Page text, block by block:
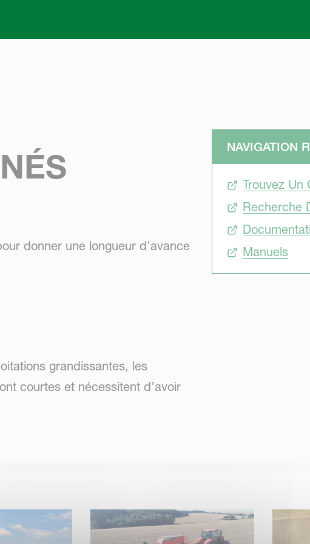
donner une longueur d'avance
grandissantes, les
courtes et nécessitent d’avoir
efficacité, sur des largeurs de
champ a sa propre structure de
NAVIGATION
Trouvez Un
Recherche
Manuels